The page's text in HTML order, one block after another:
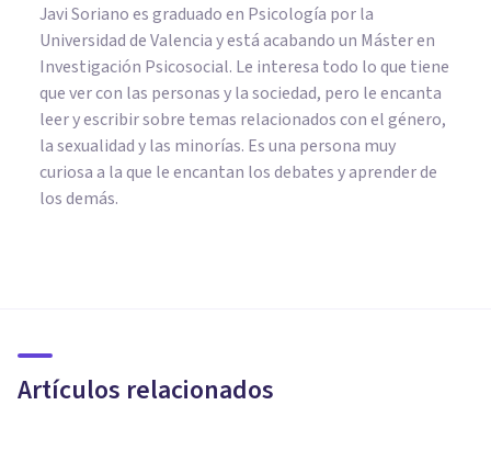
Javi Soriano es graduado en Psicología por la
Universidad de Valencia y está acabando un Máster en
Investigación Psicosocial. Le interesa todo lo que tiene
que ver con las personas y la sociedad, pero le encanta
leer y escribir sobre temas relacionados con el género,
la sexualidad y las minorías. Es una persona muy
curiosa a la que le encantan los debates y aprender de
los demás.
Artículos relacionados
¿cuáles son?